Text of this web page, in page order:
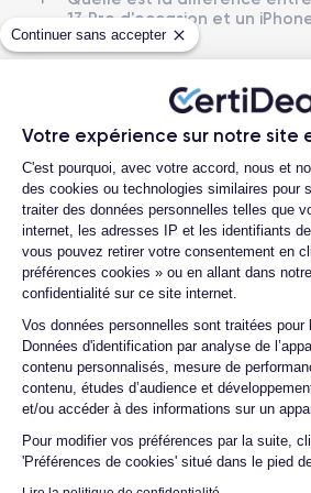
Continuer sans accepter
Votre expérience sur notre site
Plateforme de Gestion
C'est pourquoi, avec votre accord, nous et
des cookies ou technologies similaires pour
traiter des données personnelles telles que
internet, les adresses IP et les identifiants
vous pouvez retirer votre consentement en
préférences cookies » ou en allant dans
confidentialité sur ce site internet.
Vos données personnelles sont traitées
Données d'identification par analyse de
contenu personnalisés, mesure de
contenu, études d’audience et
et/ou accéder à des informations sur un
Pour modifier vos préférences par la suite,
'Préférences de cookies' situé dans le pied
Axeptio consent
Dimensions
146.7 × 71.5 × 7.65 mm
RAM
6 Go 128,
Nom de la puce
Puce A15 Bionic 6
GPU 5 cœurs 3.22
Caméra Principale
12 Mpx
Résolution vidéo
4K - 3840 x 2160 px Oui,
13 Pro d'occasion et un
reconditionné ?
Pro reconditionné ?
Proposez-vous une
casse due à des chocs ou à
Quelles sont les options
les batteries ?
Quels sont les accessoires
commande ?
Quelles garanties offrez-vous
produits ?
Quels sont vos modes de
Est-il possible de payer
plusieurs fois ?
Que se passe-t-il après avoir